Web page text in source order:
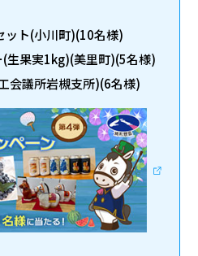
ット(小川町)(10名様)
(生果実1kg)(美里町)(5名様)
会議所岩槻支所)(6名様)